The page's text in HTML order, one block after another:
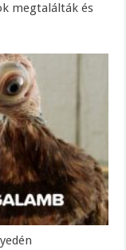
megtalálták és